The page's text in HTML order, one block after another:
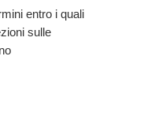
entro i quali
sulle